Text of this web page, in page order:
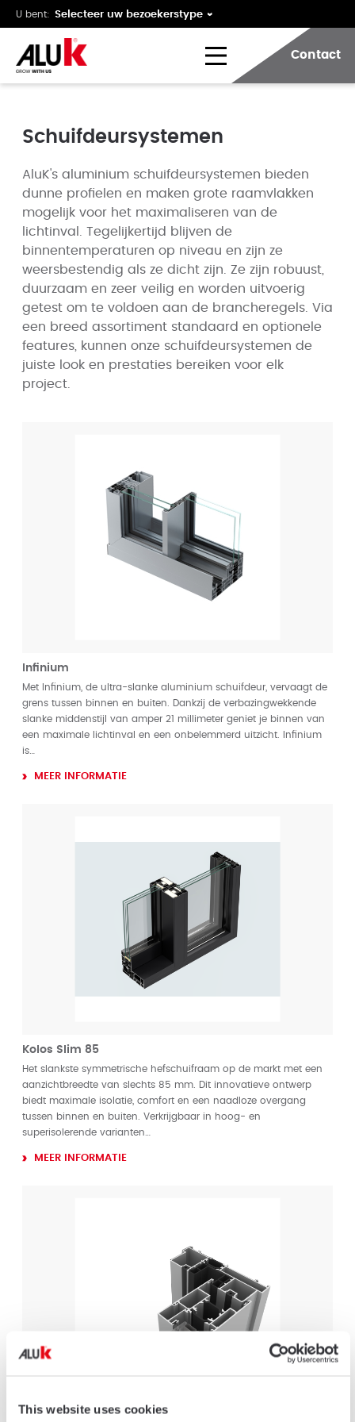
This website uses cookies
U bent:
Contact
Schuifdeursystemen
AluK's aluminium schuifdeursystemen bieden
dunne profielen en maken grote raamvlakken
mogelijk voor het maximaliseren van de
lichtinval. Tegelijkertijd blijven de
binnentemperaturen op niveau en zijn ze
weersbestendig als ze dicht zijn. Ze zijn robuust,
duurzaam en zeer veilig en worden uitvoerig
getest om te voldoen aan de brancheregels. Via
een breed assortiment standaard en optionele
features, kunnen onze schuifdeursystemen de
juiste look en prestaties bereiken voor elk
project.
Infinium
Met Infinium, de ultra-slanke aluminium schuifdeur, vervaagt de
grens tussen binnen en buiten. Dankzij de verbazingwekkende
slanke middenstijl van amper 21 millimeter geniet je binnen van
een maximale lichtinval en een onbelemmerd uitzicht. Infinium
is…
MEER INFORMATIE
Kolos Slim 85
Het slankste symmetrische hefschuifraam op de markt met een
aanzichtbreedte van slechts 85 mm. Dit innovatieve ontwerp
biedt maximale isolatie, comfort en een naadloze overgang
tussen binnen en buiten. Verkrijgbaar in hoog- en
superisolerende varianten…
MEER INFORMATIE